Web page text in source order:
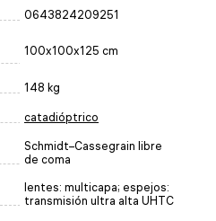
0643824209251
100x100x125 cm
148 kg
catadióptrico
Schmidt–Cassegrain libre
de coma
lentes: multicapa; espejos:
transmisión ultra alta UHTC